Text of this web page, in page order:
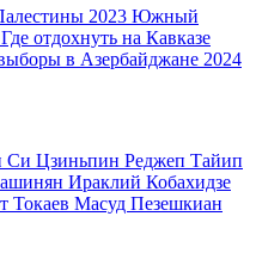
2023 Южный
Где отдохнуть на Кавказе
в Азербайджане 2024
Си Цзиньпин Реджеп Тайип
Ираклий Кобахидзе
Токаев Масуд Пезешкиан